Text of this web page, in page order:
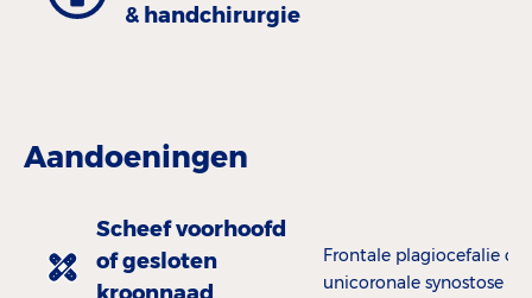
& handchirurgie
Aandoeningen
Scheef voorhoofd
of gesloten
Frontale plagiocefalie of
unicoronale synostose